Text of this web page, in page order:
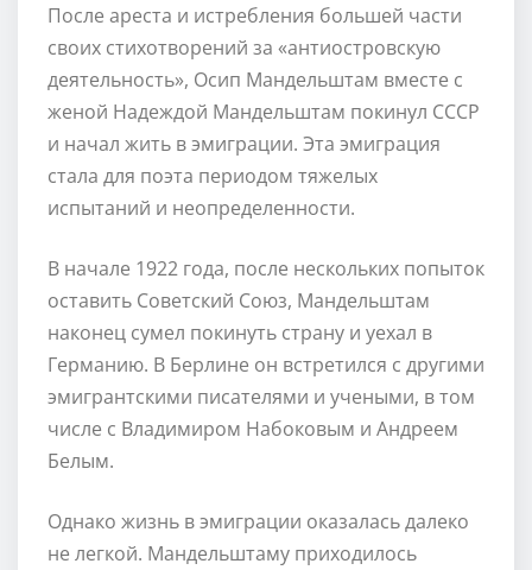
После ареста и истребления большей части
своих стихотворений за «антиостровскую
деятельность», Осип Мандельштам вместе с
женой Надеждой Мандельштам покинул СССР
и начал жить в эмиграции. Эта эмиграция
стала для поэта периодом тяжелых
испытаний и неопределенности.
В начале 1922 года, после нескольких попыток
оставить Советский Союз, Мандельштам
наконец сумел покинуть страну и уехал в
Германию. В Берлине он встретился с другими
эмигрантскими писателями и учеными, в том
числе с Владимиром Набоковым и Андреем
Белым.
Однако жизнь в эмиграции оказалась далеко
не легкой. Мандельштаму приходилось